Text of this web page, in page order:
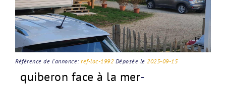
Référence de l'annonce: ref-loc-1992Déposée le 2025-09-15
quiberon face à la mer-